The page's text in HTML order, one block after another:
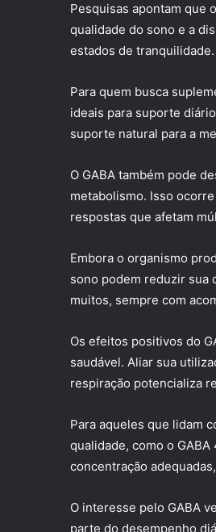
Pesquisas apontam que
qualidade do sono e a
estados de
Para quem busca
ideais para suporte
suporte natural para a
O GABA também pode
metabolismo. Isso
respostas que afetam
Embora o organismo
sono podem reduzir sua
muitos, sempre com
Os efeitos positivos do
saudável. Aliar sua
respiração potencializa
Para aqueles que lidam
qualidade, como o
concentração
O interesse pelo GABA
parte do desempenho